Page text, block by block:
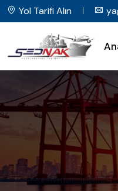
Yol Tarifi Alın